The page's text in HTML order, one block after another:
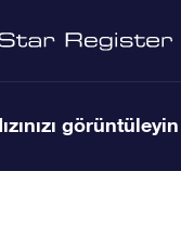
görüntüleyin